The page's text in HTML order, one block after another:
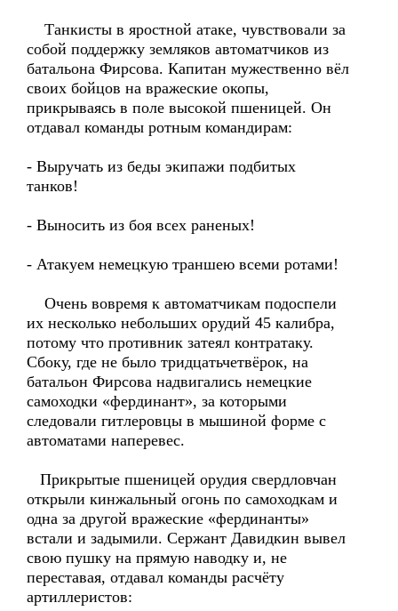
Танкисты в яростной атаке, чувствовали за
собой поддержку земляков автоматчиков из
батальона Фирсова. Капитан мужественно вёл
своих бойцов на вражеские окопы,
прикрываясь в поле высокой пшеницей. Он
отдавал команды ротным командирам:
- Выручать из беды экипажи подбитых
танков!
- Выносить из боя всех раненых!
- Атакуем немецкую траншею всеми ротами!
Очень вовремя к автоматчикам подоспели
их несколько небольших орудий 45 калибра,
потому что противник затеял контратаку.
Сбоку, где не было тридцатьчетвёрок, на
батальон Фирсова надвигались немецкие
самоходки «фердинант», за которыми
следовали гитлеровцы в мышиной форме с
автоматами наперевес.
Прикрытые пшеницей орудия свердловчан
открыли кинжальный огонь по самоходкам и
одна за другой вражеские «фердинанты»
встали и задымили. Сержант Давидкин вывел
свою пушку на прямую наводку и, не
переставая, отдавал команды расчёту
артиллеристов: